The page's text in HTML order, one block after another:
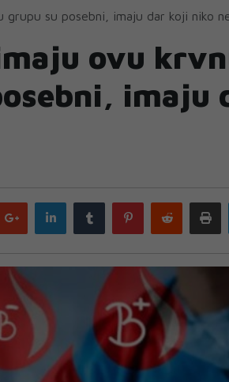
grupu su posebni, imaju dar koji niko
ovu
imaju
Google
plus
LinkedIn Tumblr PinterestReddit